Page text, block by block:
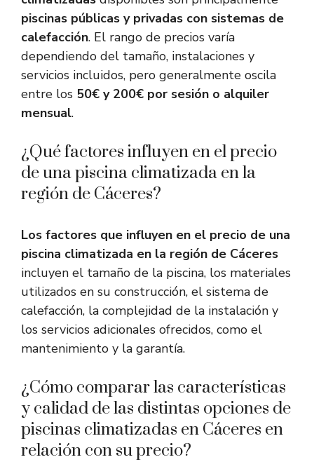
piscinas públicas y privadas con sistemas de
calefacción. El rango de precios varía
dependiendo del tamaño, instalaciones y
servicios incluidos, pero generalmente oscila
entre los 50€ y 200€ por sesión o alquiler
mensual.
¿Qué factores influyen en el precio
de una piscina climatizada en la
región de Cáceres?
Los factores que influyen en el precio de una
piscina climatizada en la región de Cáceres
incluyen el tamaño de la piscina, los materiales
utilizados en su construcción, el sistema de
calefacción, la complejidad de la instalación y
los servicios adicionales ofrecidos, como el
mantenimiento y la garantía.
¿Cómo comparar las características
y calidad de las distintas opciones de
piscinas climatizadas en Cáceres en
relación con su precio?